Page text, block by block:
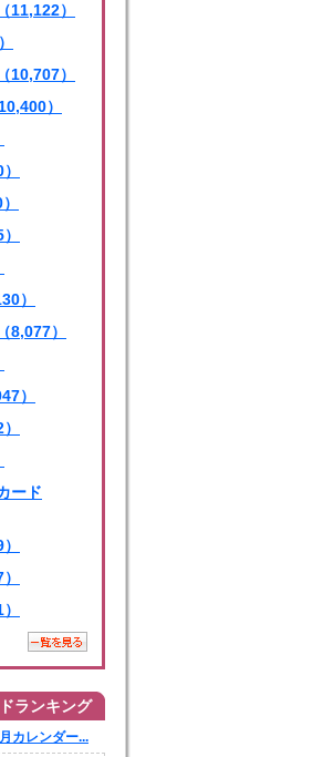
11,122）
10,707）
）
）
8,077）
）
ード
ランキング
カレンダー...